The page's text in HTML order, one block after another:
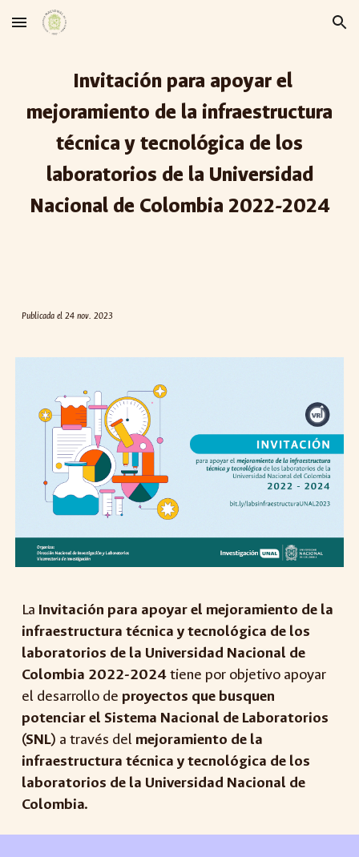
Skip to main content Skip to navigation
Invitación para apoyar el
mejoramiento de la infraestructura
técnica y tecnológica de los
laboratorios de la Universidad
Nacional de Colombia 2022-2024
Publicada el 24 nov. 2023
La Invitación para apoyar el mejoramiento de la
infraestructura técnica y tecnológica de los
laboratorios de la Universidad Nacional de
Colombia 2022-2024tiene por objetivo apoyar
el desarrollo de proyectos que busquen
potenciar el Sistema Nacional de Laboratorios
(SNL) a través del mejoramiento de la
infraestructura técnica y tecnológica de los
laboratorios de la Universidad Nacional de
Colombia.